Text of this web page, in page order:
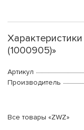
(1000905)»
Артикул
Производитель
Все товары «ZWZ»